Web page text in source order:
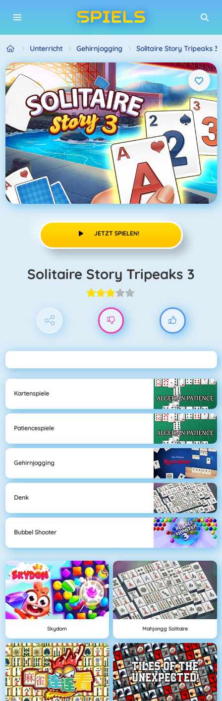
Unterricht Gehirnjogging Solitaire Story Tripeaks 3
JETZT SPIELEN!
Solitaire Story Tripeaks 3
Kartenspiele
Patiencespiele
Gehirnjogging
Denk
Bubbel Shooter
Skydom Mahjongg Solitaire